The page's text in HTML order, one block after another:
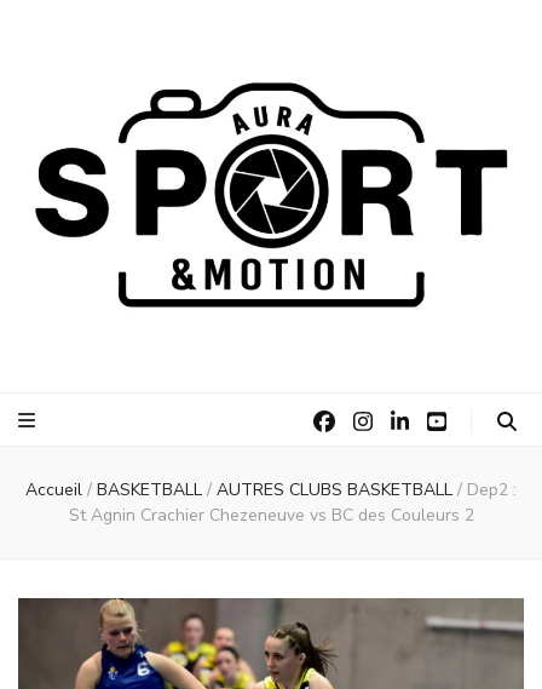
&Motion
Accueil / BASKETBALL / AUTRES CLUBS BASKETBALL / Dep2 :
St Agnin Crachier Chezeneuve vs BC des Couleurs 2